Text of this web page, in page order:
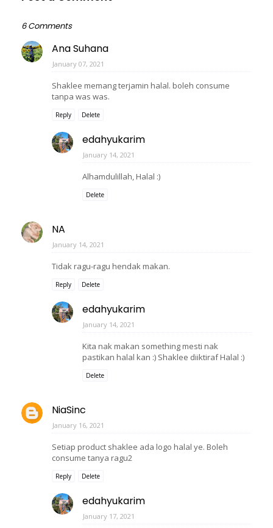
6 Comments
Ana Suhana
January 07, 2021
Shaklee memang terjamin halal. boleh consume
tanpa was was.
Reply Delete
edahyukarim
January 14, 2021
Alhamdulillah, Halal :)
Delete
NA
January 14, 2021
Tidak ragu-ragu hendak makan.
Reply Delete
edahyukarim
January 14, 2021
Kita nak makan something mesti nak
pastikan halal kan :) Shaklee diiktiraf Halal :)
Delete
NiaSinc
January 16, 2021
Setiap product shaklee ada logo halal ye. Boleh
consume tanya ragu2
Reply Delete
edahyukarim
January 17, 2021